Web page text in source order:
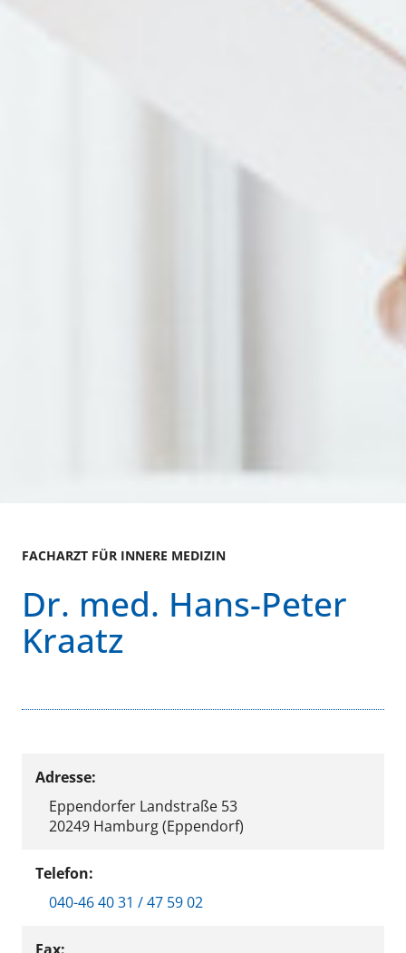
FACHARZT FÜR INNERE MEDIZIN
Dr. med. Hans-Peter
Kraatz
Adresse:
Eppendorfer Landstraße 53
20249 Hamburg (Eppendorf)
Telefon:
040-46 40 31 / 47 59 02